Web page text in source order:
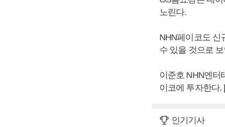
노린다.
NHN페이코도 신
수 있을 것으로
이준호 NHN엔터
이코에 투자한다.
인기기사